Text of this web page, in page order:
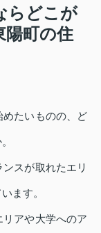
らどこが
陽町の住
たいものの、ど
スが取れたエリ
ます。
アや大学へのア